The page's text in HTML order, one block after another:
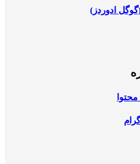
ادوردز)